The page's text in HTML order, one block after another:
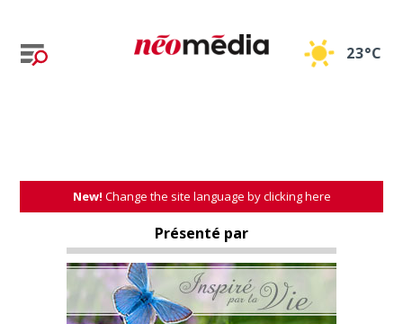
23°C
New! Change the site language by clicking here
Présenté par